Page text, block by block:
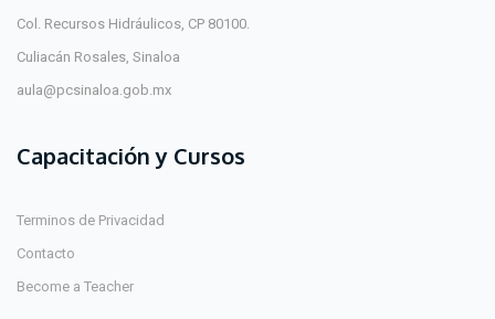
Col. Recursos Hidráulicos, CP 80100.
Culiacán Rosales, Sinaloa
aula@pcsinaloa.gob.mx
Capacitación y Cursos
Terminos de Privacidad
Contacto
Become a Teacher